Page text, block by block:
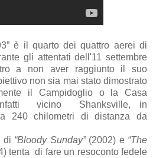
è il quarto dei quattro aerei di
gli attentati dell'11 settembre
a non aver raggiunto il suo
non sia mai stato dimostrato
il Campidoglio o
la Casa
vicino
Shanksville, in
240 chilometri di distanza da
di “Bloody Sunday”(2002) e“The
tenta di fare un resoconto fedele